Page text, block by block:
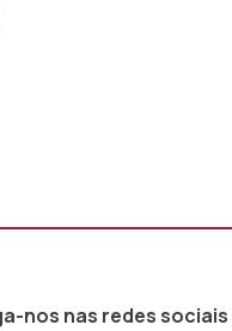
nos nas redes sociais